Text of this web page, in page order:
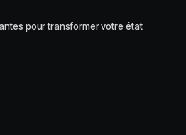
pour transformer votre état